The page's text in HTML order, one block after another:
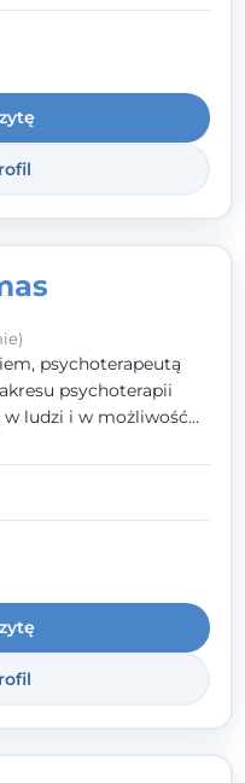
oraz wolności
zdania. Kieruję się
że każdy
wsparcie i
sobie ze swoimi
psychoterapeutą
psychoterapii
w ludzi i w możliwość
w ich życiu. Bardzo
o tym, że każdy z nas,
na swoje
w siebie i działać